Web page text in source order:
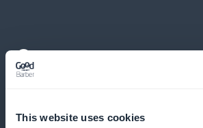
This website uses cookies
Og mye mer